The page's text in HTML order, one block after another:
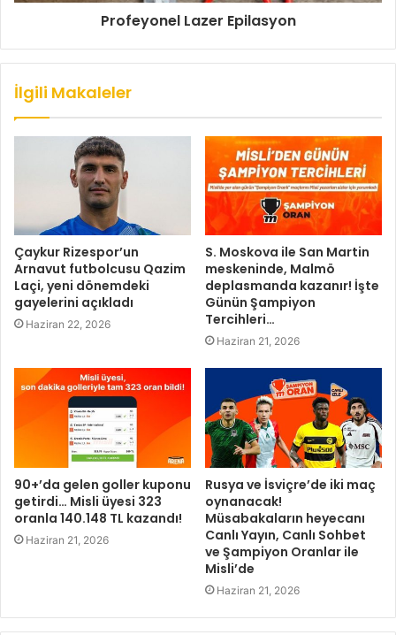
Profeyonel Lazer Epilasyon
İlgili Makaleler
Çaykur Rizespor’un
Arnavut futbolcusu Qazim
Laçi, yeni dönemdeki
gayelerini açıkladı
Haziran 22, 2026
S. Moskova ile San Martin
meskeninde, Malmö
deplasmanda kazanır! İşte
Günün Şampiyon
Tercihleri…
Haziran 21, 2026
90+’da gelen goller kuponu
getirdi… Misli üyesi 323
oranla 140.148 TL kazandı!
Haziran 21, 2026
Rusya ve İsviçre’de iki maç
oynanacak!
Müsabakaların heyecanı
Canlı Yayın, Canlı Sohbet
ve Şampiyon Oranlar ile
Misli’de
Haziran 21, 2026